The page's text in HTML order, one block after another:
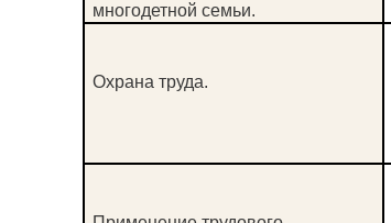
многодетной семьи.
Охрана труда.